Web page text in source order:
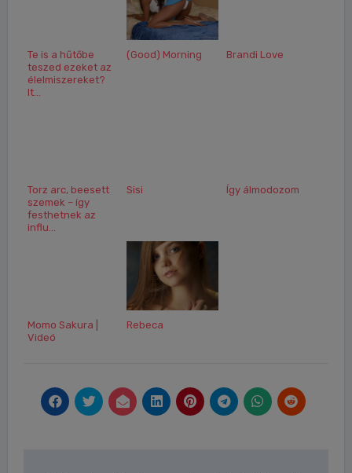
Te is a hűtőbe
teszed ezeket az
élelmiszereket?
It...
(Good) Morning Brandi Love
Torz arc, beesett
szemek – így
festhetnek az
influ...
Sisi Így álmodozom
Momo Sakura |
Videó
Rebeca